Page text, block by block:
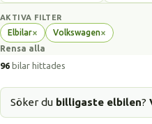
AKTIVA FILTER
Elbilar×
Ta
bort
filter
Volkswagen×
Ta
filter
Rensa alla
96 bilar hittades
Söker du billigaste elbilen?